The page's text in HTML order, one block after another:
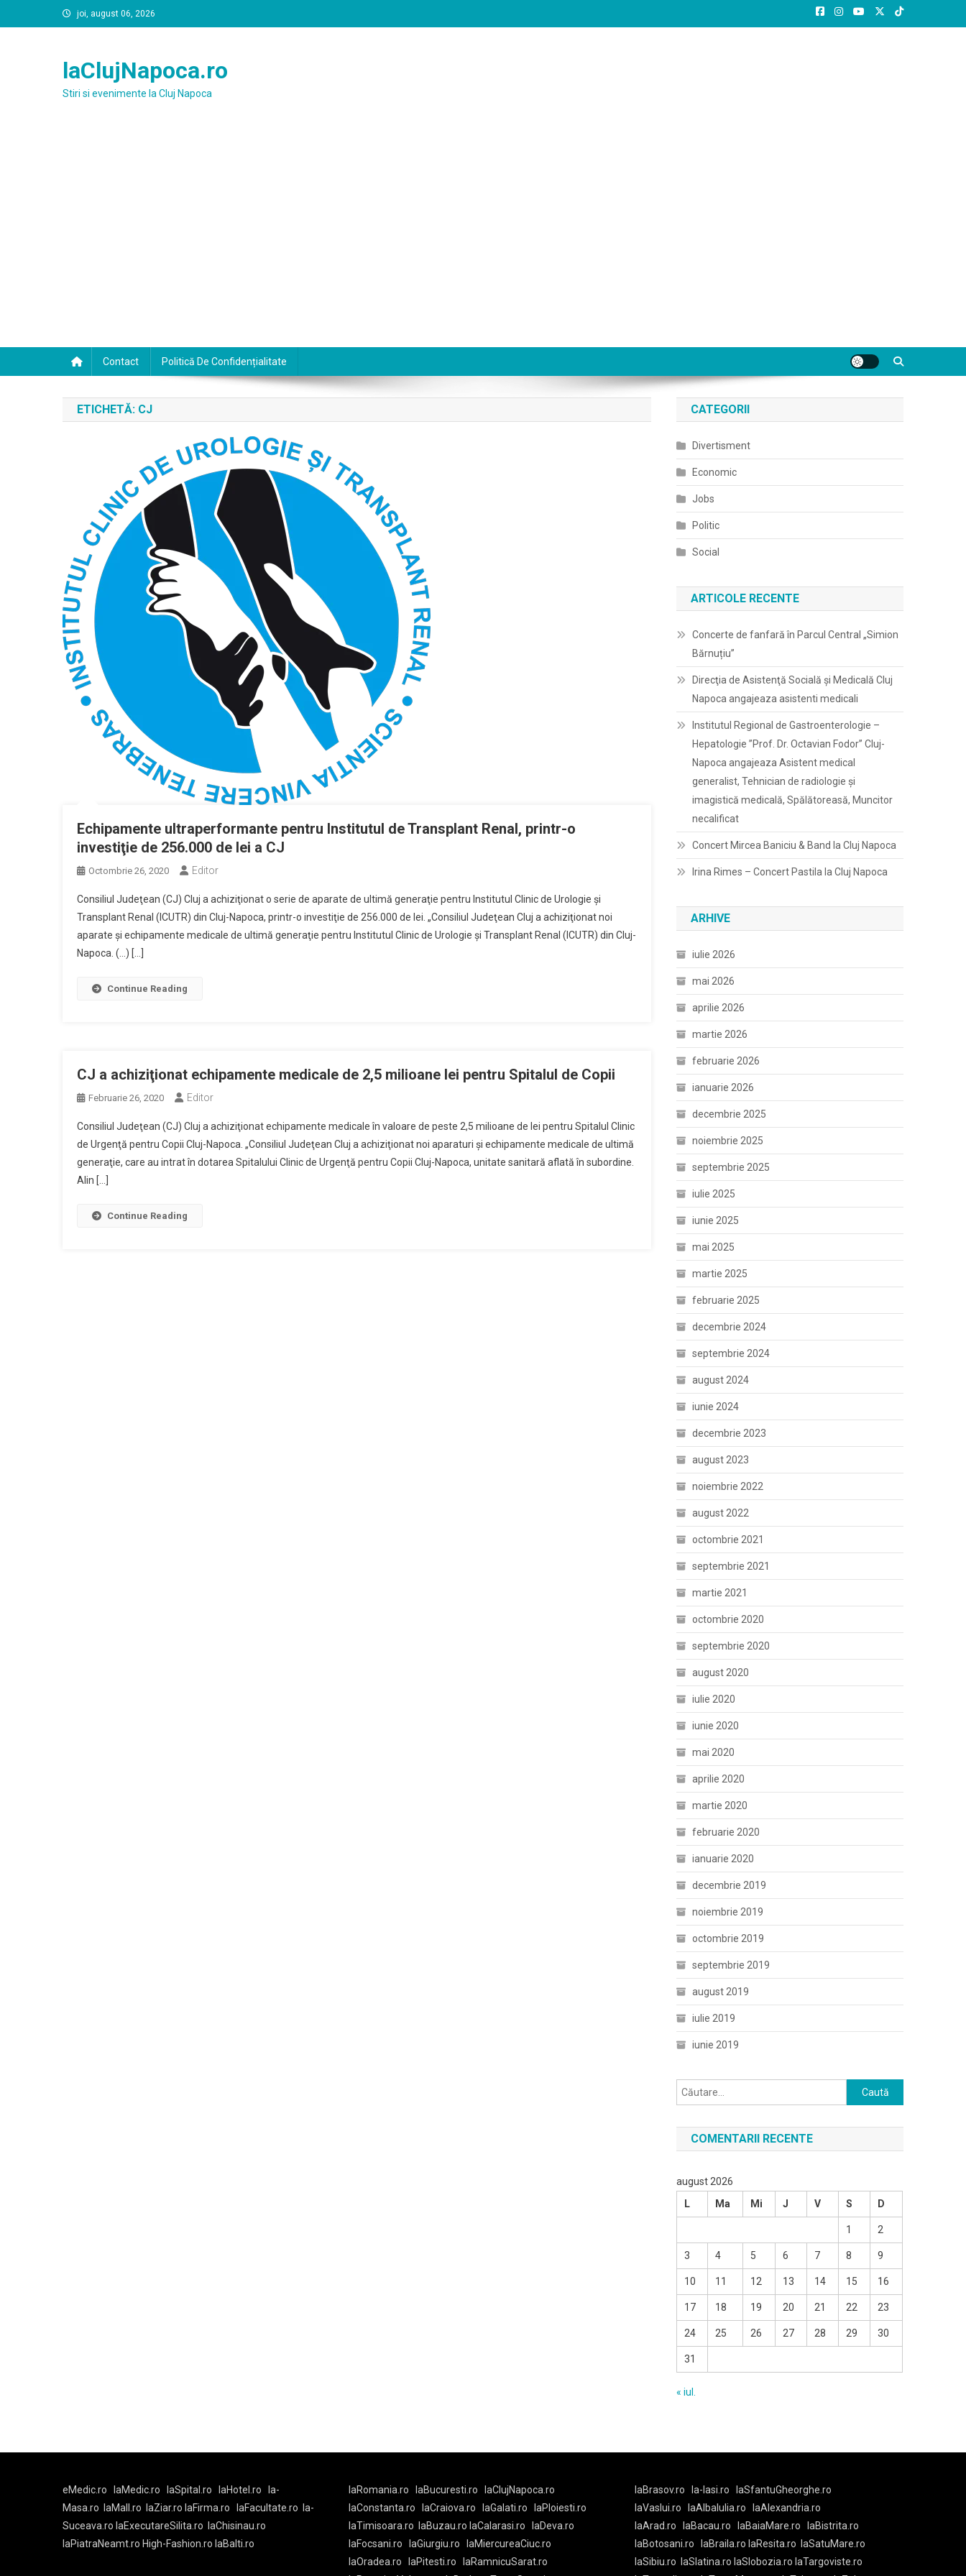
to
joi, august 06, 2026
laClujNapoca.ro
Stiri si evenimente la Cluj Napoca
Contact Politică De Confidențialitate
ETICHETĂ: CJ
Echipamente ultraperformante pentru Institutul de Transplant Renal, printr-o
investiţie de 256.000 de lei a CJ
Octombrie 26, 2020 Editor
Consiliul Judeţean (CJ) Cluj a achiziţionat o serie de aparate de ultimă generaţie pentru Institutul Clinic de Urologie şi
Transplant Renal (ICUTR) din Cluj-Napoca, printr-o investiţie de 256.000 de lei. „Consiliul Judeţean Cluj a achiziţionat noi
aparate şi echipamente medicale de ultimă generaţie pentru Institutul Clinic de Urologie şi Transplant Renal (ICUTR) din Cluj-
Napoca. (…) […]
Continue Reading
CJ a achiziţionat echipamente medicale de 2,5 milioane lei pentru Spitalul de Copii
Februarie 26, 2020 Editor
Consiliul Judeţean (CJ) Cluj a achiziţionat echipamente medicale în valoare de peste 2,5 milioane de lei pentru Spitalul Clinic
de Urgenţă pentru Copii Cluj-Napoca. „Consiliul Judeţean Cluj a achiziţionat noi aparaturi şi echipamente medicale de ultimă
generaţie, care au intrat în dotarea Spitalului Clinic de Urgenţă pentru Copii Cluj-Napoca, unitate sanitară aflată în subordine.
Alin […]
Continue Reading
CATEGORII
Divertisment
Economic
Jobs
Politic
Social
ARTICOLE RECENTE
Concerte de fanfară în Parcul Central „Simion
Bărnuțiu”
Direcţia de Asistenţă Socială şi Medicală Cluj
Napoca angajeaza asistenti medicali
Institutul Regional de Gastroenterologie –
Hepatologie ”Prof. Dr. Octavian Fodor” Cluj-
Napoca angajeaza Asistent medical
generalist, Tehnician de radiologie și
imagistică medicală, Spălătoreasă, Muncitor
necalificat
Concert Mircea Baniciu & Band la Cluj Napoca
Irina Rimes – Concert Pastila la Cluj Napoca
ARHIVE
iulie 2026
mai 2026
aprilie 2026
martie 2026
februarie 2026
ianuarie 2026
decembrie 2025
noiembrie 2025
septembrie 2025
iulie 2025
iunie 2025
mai 2025
martie 2025
februarie 2025
decembrie 2024
septembrie 2024
august 2024
iunie 2024
decembrie 2023
august 2023
noiembrie 2022
august 2022
octombrie 2021
septembrie 2021
martie 2021
octombrie 2020
septembrie 2020
august 2020
iulie 2020
iunie 2020
mai 2020
aprilie 2020
martie 2020
februarie 2020
ianuarie 2020
decembrie 2019
noiembrie 2019
octombrie 2019
septembrie 2019
august 2019
iulie 2019
iunie 2019
Caută
după:
COMENTARII RECENTE
august 2026
L
Ma Mi J V S D
1 2
3 4 5 6 7 8 9
10 11 12 13 14 15 16
17 18 19 20 21 22 23
24 25 26 27 28 29 30
31
« iul.
eMedic.ro laMedic.ro laSpital.ro laHotel.ro
la-
Masa.ro
laMall.ro laZiar.ro laFirma.ro laFacultate.ro
la-
Suceava.ro laExecutareSilita.ro
laChisinau.ro
laPiatraNeamt.ro High-Fashion.ro laBalti.ro
laRomania.ro laBucuresti.ro
laClujNapoca.ro
laConstanta.ro
laCraiova.ro laGalati.ro
laPloiesti.ro
laTimisoara.ro
laBuzau.ro laCalarasi.ro
laDeva.ro
laFocsani.ro
laGiurgiu.ro
laMiercureaCiuc.ro
laOradea.ro
laPitesti.ro
laRamnicuSarat.ro
laBrasov.ro la-Iasi.ro
laSfantuGheorghe.ro
laVaslui.ro
laAlbaIulia.ro
laAlexandria.ro
laArad.ro
laBacau.ro laBaiaMare.ro
laBistrita.ro
laBotosani.ro
laBraila.ro laResita.ro
laSatuMare.ro
laSibiu.ro
laSlatina.ro laSlobozia.ro laTargoviste.ro